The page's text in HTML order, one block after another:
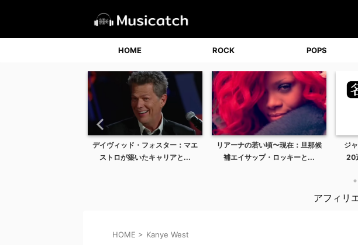
HOME ROCK POPS
デイヴィッド・フォスター：マエ
ストロが築いたキャリアと...
リアーナの若い頃〜現在：旦那候
補エイサップ・ロッキーと...
ジ
20
アフィリ
HOME > Kanye West